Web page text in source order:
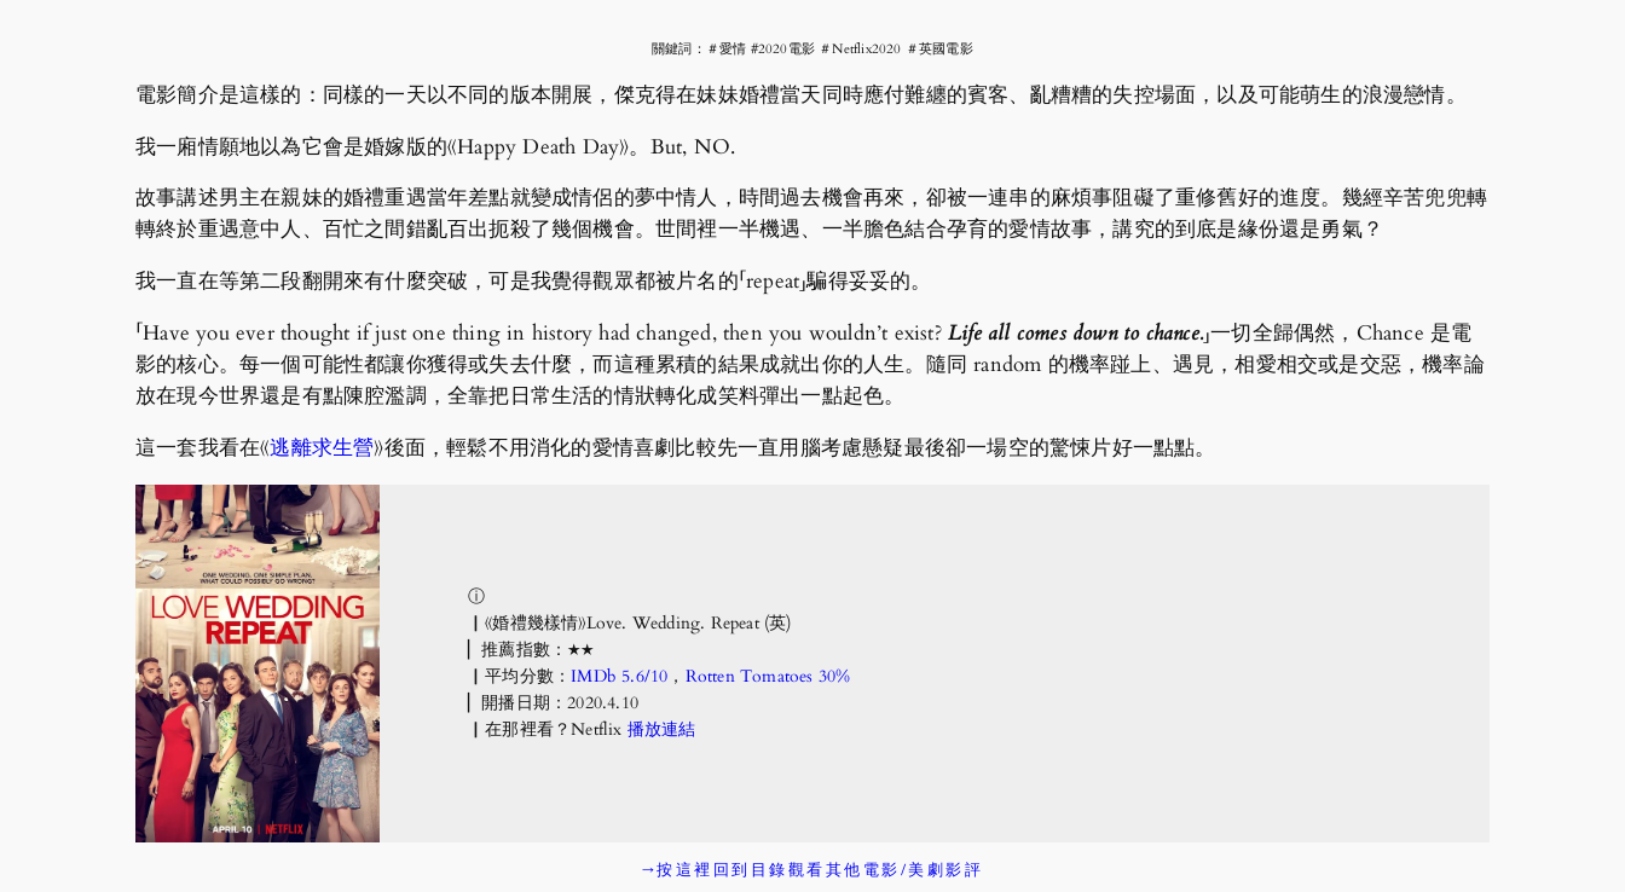
關鍵詞：＃愛情 #2020電影 ＃Netflix2020 ＃英國電影
電影簡介是這樣的：同樣的一天以不同的版本開展，傑克得在妹妹婚禮當天同時應付難纏的賓客、亂糟糟的失控場面，以及可能萌生的浪漫戀情。
我一廂情願地以為它會是婚嫁版的《Happy Death Day》。But, NO.
故事講述男主在親妹的婚禮重遇當年差點就變成情侶的夢中情人，時間過去機會再來，卻被一連串的麻煩事阻礙了重修舊好的進度。幾經辛苦兜兜轉
轉終於重遇意中人、百忙之間錯亂百出扼殺了幾個機會。世間裡一半機遇、一半膽色結合孕育的愛情故事，講究的到底是緣份還是勇氣？
我一直在等第二段翻開來有什麼突破，可是我覺得觀眾都被片名的「repeat」騙得妥妥的。
「Have you ever thought if just one thing in history had changed, then you wouldn’t exist? Life all comes down to chance.」一切全歸偶然，Chance 是電
影的核心。每一個可能性都讓你獲得或失去什麼，而這種累積的結果成就出你的人生。隨同 random 的機率踫上、遇見，相愛相交或是交惡，機率論
放在現今世界還是有點陳腔濫調，全靠把日常生活的情狀轉化成笑料彈出一點起色。
這一套我看在《逃離求生營》後面，輕鬆不用消化的愛情喜劇比較先一直用腦考慮懸疑最後卻一場空的驚悚片好一點點。
ⓘ
▏《婚禮幾樣情》Love. Wedding. Repeat (英)
▏推薦指數：★★
▏平均分數：IMDb 5.6/10 ， Rotten Tomatoes 30%
▏開播日期：2020.4.10
▏在那裡看？Netflix 播放連結
→按這裡回到目錄觀看其他電影/美劇影評